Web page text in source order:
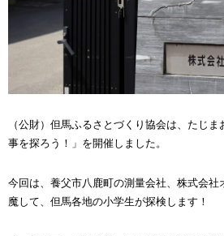
（公財）但馬ふるさとづくり協会は、たじ
事を探ろう！」を開催しました。
今回は、養父市八鹿町の測量会社、株式会社
魔して、但馬各地の小学生が探検します！